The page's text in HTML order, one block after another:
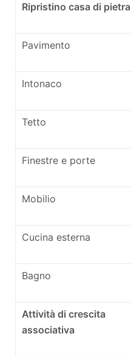
Ripristino casa di pietra
Pavimento
Intonaco
Tetto
Finestre e porte
Mobilio
Cucina esterna
Bagno
Attività di crescita
associativa